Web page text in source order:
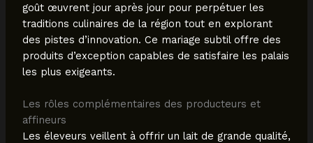
goût œuvrent jour après jour pour perpétuer les
traditions culinaires de la région tout en explorant
des pistes d’innovation. Ce mariage subtil offre des
produits d’exception capables de satisfaire les palais
les plus exigeants.
Les rôles complémentaires des producteurs et
affineurs
Les éleveurs veillent à offrir un lait de grande qualité,